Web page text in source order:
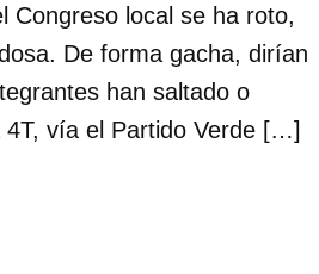
Congreso local se ha roto,
De forma gacha, dirían
han saltado o
vía el Partido Verde […]